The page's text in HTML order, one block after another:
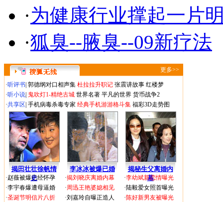
·为健康行业撑起一片
·狐臭--腋臭--09新疗法
更多>>
·听评书 郭德纲对口相声集 杜拉拉升职记 张震讲故事 红楼梦
·听小说 鬼吹灯1-精绝古城 世界名著 平凡的世界 货币战争2
·共享区 手机病毒杀毒专家 经典手机游游格斗集 福彩3D走势图
揭田壮壮徐帆情
史
李冰冰被爆已婚
揭秘生父离婚内
幕
·赵薇被爆已经怀孕
·李宇春爆遭母逼婚
·圣诞节明信片八折
·揭刘晓庆离婚内幕
·周迅王艳婆媳相见
·刘嘉玲自曝正造人
·李幼斌新恋情曝光
·陆毅爱女照首曝光
·陈好新男友被曝光